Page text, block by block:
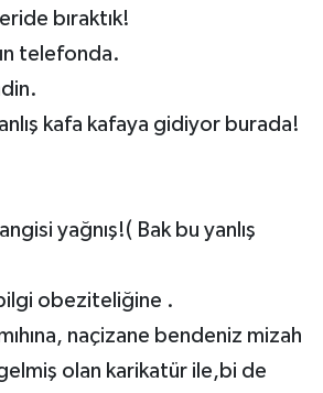
bıraktık!
telefonda.
kafa kafaya gidiyor burada!
yağnış!( Bak bu yanlış
obeziteliğine .
naçizane bendeniz mizah
olan karikatür ile,bi de